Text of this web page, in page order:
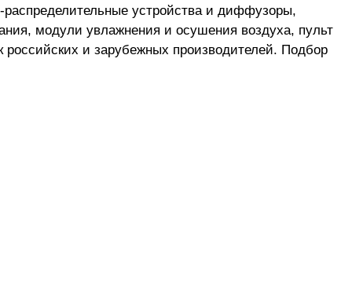
устройства и диффузоры,
модули увлажнения и осушения воздуха, пульт
и зарубежных производителей. Подбор